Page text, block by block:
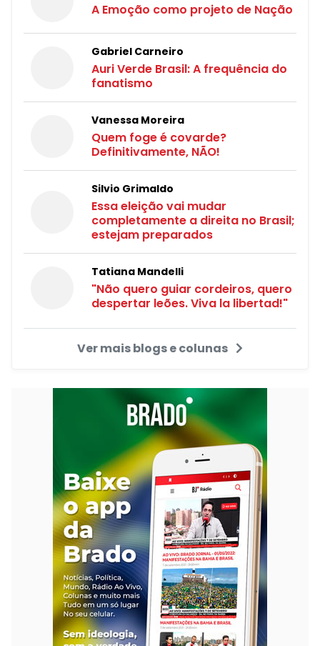
A Emoção como projeto de Nação
Gabriel Carneiro
Auri Verde Brasil: A frequência do
fanatismo
Vanessa Moreira
Quem foge é covarde?
Definitivamente, NÃO!
Silvio Grimaldo
Essa eleição vai mudar
completamente a direita no Brasil;
estejam preparados
Tatiana Mandelli
"Não quero guiar cordeiros, quero
despertar leões. Viva la libertad!"
Ver mais blogs e colunas